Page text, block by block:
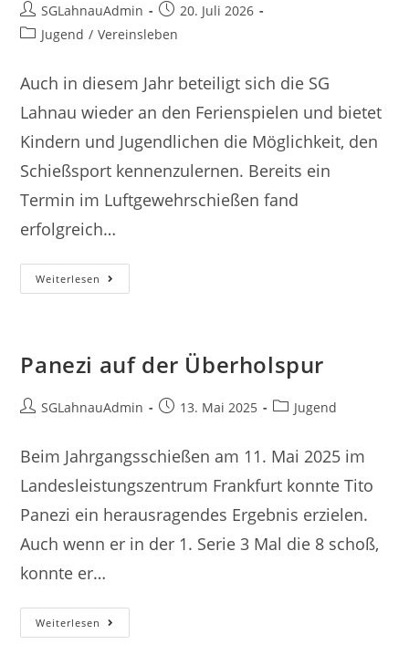
Beitrags-
Autor:
SGLahnauAdmin
Beitrag
veröffentlicht:
20. Juli 2026
Beitrags-
Jugend / Vereinsleben
Auch in diesem Jahr beteiligt sich die SG
Lahnau wieder an den Ferienspielen und bietet
Kindern und Jugendlichen die Möglichkeit, den
Schießsport kennenzulernen. Bereits ein
Termin im Luftgewehrschießen fand
erfolgreich…
Weiterlesen Ein
Gelungener
2026
Bei
Lahnau
Panezi auf der Überholspur
Beitrags-
SGLahnauAdmin
Beitrag13. Mai 2025
Beitrags-
Jugend
Beim Jahrgangsschießen am 11. Mai 2025 im
Landesleistungszentrum Frankfurt konnte Tito
Panezi ein herausragendes Ergebnis erzielen.
Auch wenn er in der 1. Serie 3 Mal die 8 schoß,
konnte er…
Weiterlesen Panezi
Auf